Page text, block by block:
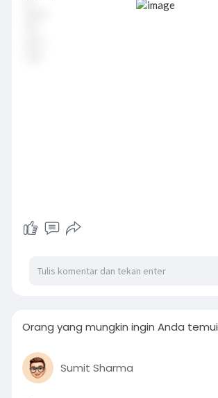
Orang yang mungkin ingin Anda temui
Sumit Sharma